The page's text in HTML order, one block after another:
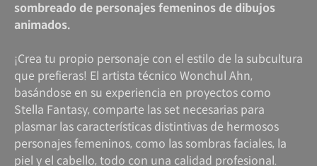
sombreado de personajes femeninos de dibujos
animados.
¡Crea tu propio personaje con el estilo de la subcultura
que prefieras! El artista técnico Wonchul Ahn,
basándose en su experiencia en proyectos como
Stella Fantasy, comparte las set necesarias para
plasmar las características distintivas de hermosos
personajes femeninos, como las sombras faciales, la
piel y el cabello, todo con una calidad profesional.